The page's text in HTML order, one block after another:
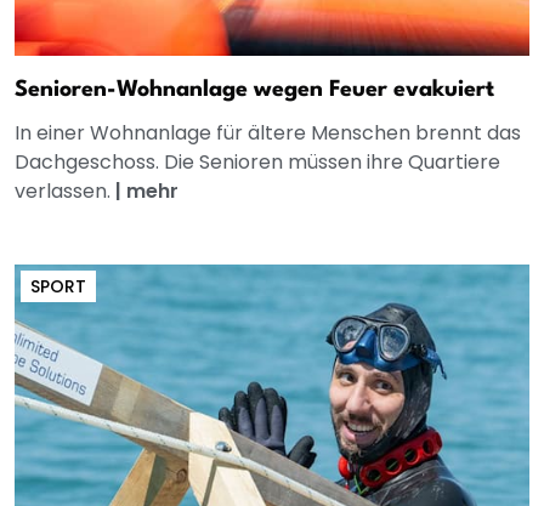
Senioren-Wohnanlage wegen Feuer evakuiert
In einer Wohnanlage für ältere Menschen brennt das
Dachgeschoss. Die Senioren müssen ihre Quartiere
verlassen. | mehr
SPORT